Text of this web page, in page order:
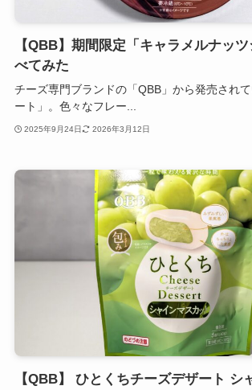
【QBB】期間限定「キャラメルナッ
べてみた
チーズ専門ブランドの「QBB」から発売され
ート」。色々なフレー...
2025年9月24日 2026年3月12日
【QBB】 ひとくちチーズデザート シ